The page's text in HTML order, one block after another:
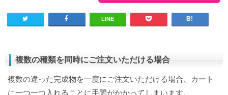
LINE
複数の種類を同時にご注文いただける場合
複数の違った完成物を一度にご注文いただける場合、カート
に一つ一つ入れることに手間がかかってしまいます。